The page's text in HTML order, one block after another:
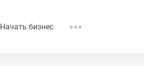
Начать бизнес